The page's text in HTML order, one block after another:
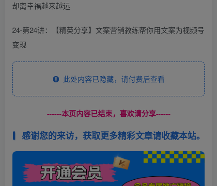
却离幸福越来越远
24-第24讲：【精英分享】文案营销教练帮你用文案为视频号
变现
此处内容已隐藏，请付费后查看
------本页内容已结束，喜欢请分享------
感谢您的来访，获取更多精彩文章请收藏本站。